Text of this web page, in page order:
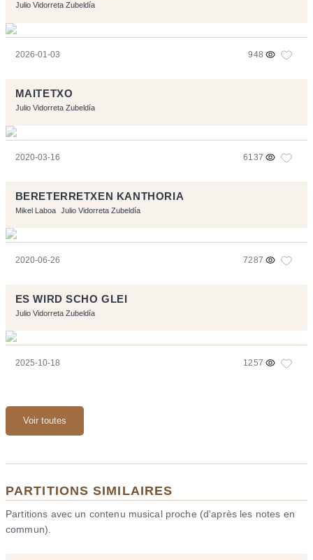
Julio Vidorreta Zubeldía
2026-01-03 948
MAITETXO
Julio Vidorreta Zubeldía
2020-03-16 6137
BERETERRETXEN KANTHORIA
Mikel Laboa Julio Vidorreta Zubeldía
2020-06-26 7287
ES WIRD SCHO GLEI
Julio Vidorreta Zubeldía
2025-10-18 1257
Voir toutes
PARTITIONS SIMILAIRES
Partitions avec un contenu musical proche (d'après les notes en
commun).